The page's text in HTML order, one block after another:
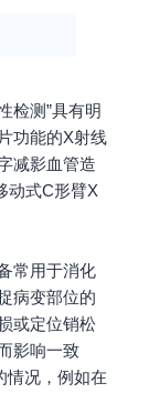
检测”具有明
功能的X射线
减影血管造
动式C形臂X
常用于消化
病变部位的
或定位销松
影响一致
情况，例如在